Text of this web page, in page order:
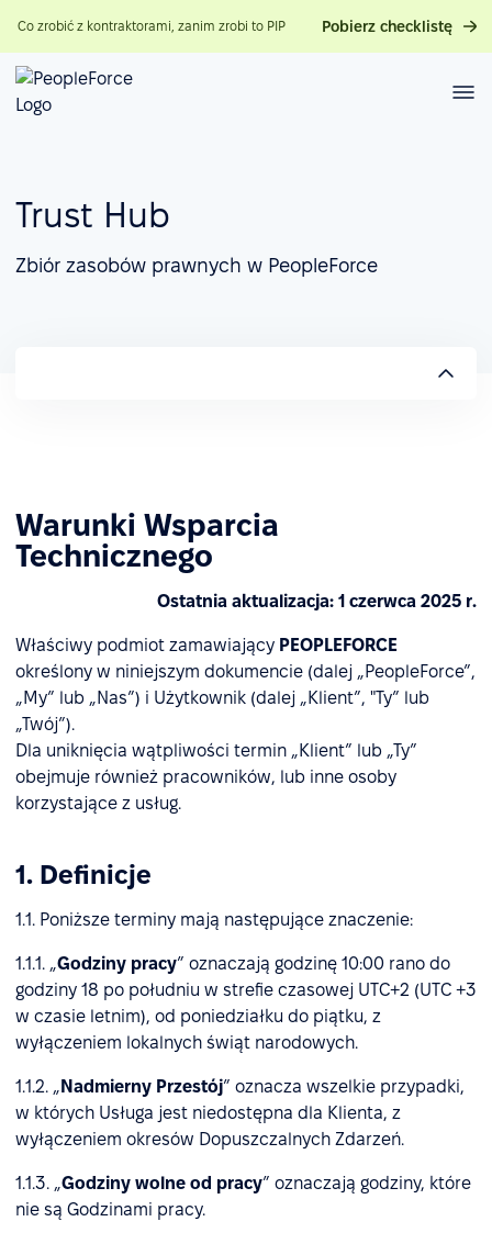
Co zrobić z kontraktorami, zanim zrobi to PIP Pobierz checklistę
Trust Hub
Zbiór zasobów prawnych w PeopleForce
Warunki Wsparcia
Technicznego
Ostatnia aktualizacja: 1 czerwca 2025 r.
Właściwy podmiot zamawiający PEOPLEFORCE
określony w niniejszym dokumencie (dalej „PeopleForce”,
„My” lub „Nas”) i Użytkownik (dalej „Klient”, "Ty” lub
„Twój”).
Dla uniknięcia wątpliwości termin „Klient” lub „Ty”
obejmuje również pracowników, lub inne osoby
korzystające z usług.
1. Definicje
1.1. Poniższe terminy mają następujące znaczenie:
1.1.1. „Godziny pracy” oznaczają godzinę 10:00 rano do
godziny 18 po południu w strefie czasowej UTC+2 (UTC +3
w czasie letnim), od poniedziałku do piątku, z
wyłączeniem lokalnych świąt narodowych.
1.1.2. „ Nadmierny Przestój” oznacza wszelkie przypadki,
w których Usługa jest niedostępna dla Klienta, z
wyłączeniem okresów Dopuszczalnych Zdarzeń.
1.1.3. „Godziny wolne od pracy” oznaczają godziny, które
nie są Godzinami pracy.